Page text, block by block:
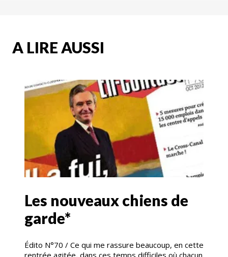
A LIRE AUSSI
Les nouveaux chiens de
garde*
Édito N°70 / Ce qui me rassure beaucoup, en cette